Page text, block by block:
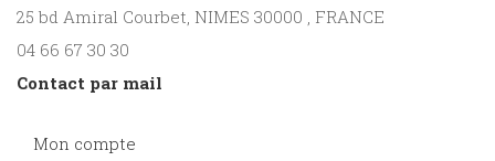
25 bd Amiral Courbet, NIMES 30000 , FRANCE
04 66 67 30 30
Contact par mail
Mon compte